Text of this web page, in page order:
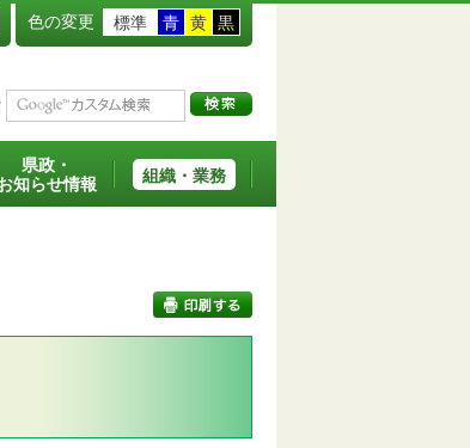
色の変更 標準 青 黄 黒
県政・
知らせ情報
組織・業務